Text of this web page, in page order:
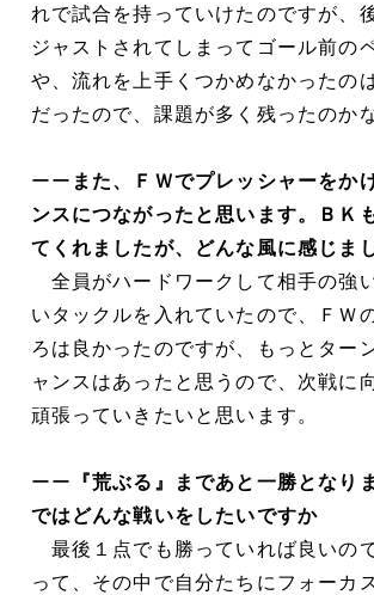
れで試合を持っていけたのですが、
ジャストされてしまってゴール前の
や、流れを上手くつかめなかったの
だったので、課題が多く残ったのか
ーー また、ＦＷでプレッシャーをか
ンスにつながったと思います。ＢＫ
てくれましたが、どんな風に感じま
全員がハードワークして相手の強
いタックルを入れていたので、ＦＷ
ろは良かったのですが、もっとター
ャンスはあったと思うので、次戦に
頑張っていきたいと思います。
ーー 『荒ぶる』まであと一勝となり
ではどんな戦いをしたいですか
最後１点でも勝っていれば良いの
って、その中で自分たちにフォーカ